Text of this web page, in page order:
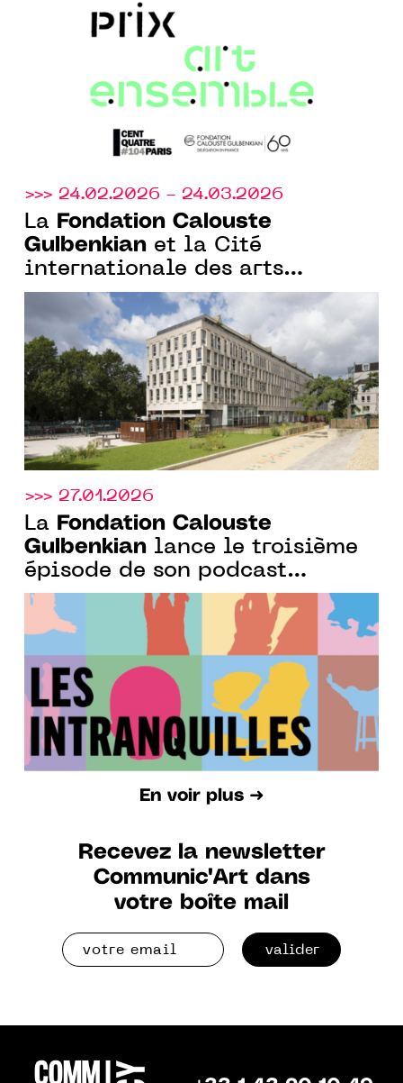
>>> 24.02.2026 - 24.03.2026
La
Fondation Calouste
Gulbenkian et la Cité
internationale des arts
annoncent la 4e édition du
programme de résidence
Curadores
>>> 27.01.2026
La
Fondation Calouste
Gulbenkian lance le troisième
épisode de son podcast
consacré aux artistes
portugais et à leurs secrets de
création
En voir plus ➜
Recevez la newsletter
Communic'Art dans
votre boîte mail
valider